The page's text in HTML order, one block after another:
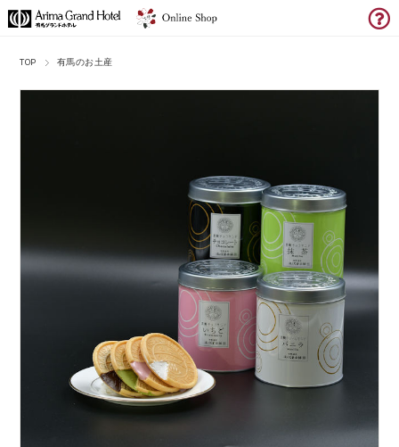
TOP 有馬のお土産